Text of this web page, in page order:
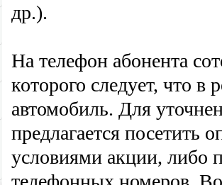
др.).
На телефон абонента
которого следует, что в
автомобиль. Для
предлагается посетить
условиями акции, либо